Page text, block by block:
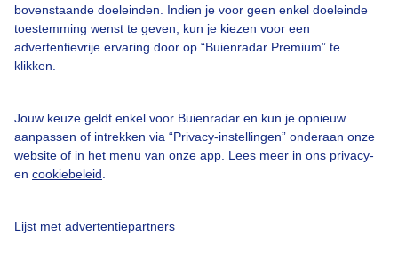
bovenstaande doeleinden. Indien je voor geen enkel doeleinde
toestemming wenst te geven, kun je kiezen voor een
advertentievrije ervaring door op “Buienradar Premium” te
klikken.
Jouw keuze geldt enkel voor Buienradar en kun je opnieuw
aanpassen of intrekken via “Privacy-instellingen” onderaan onze
website of in het menu van onze app. Lees meer in ons privacy-
en cookiebeleid
Lijst met advertentiepartners
Contact
Toegankelijkheid
Gebruikersvoorwaarden
Buienradar Team
Privacy beleid
Privacy instellingen